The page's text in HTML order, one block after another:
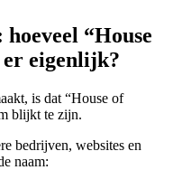
“House
er eigenlijk?
is dat “House of
blijkt te zijn.
bedrijven, websites en
naam: